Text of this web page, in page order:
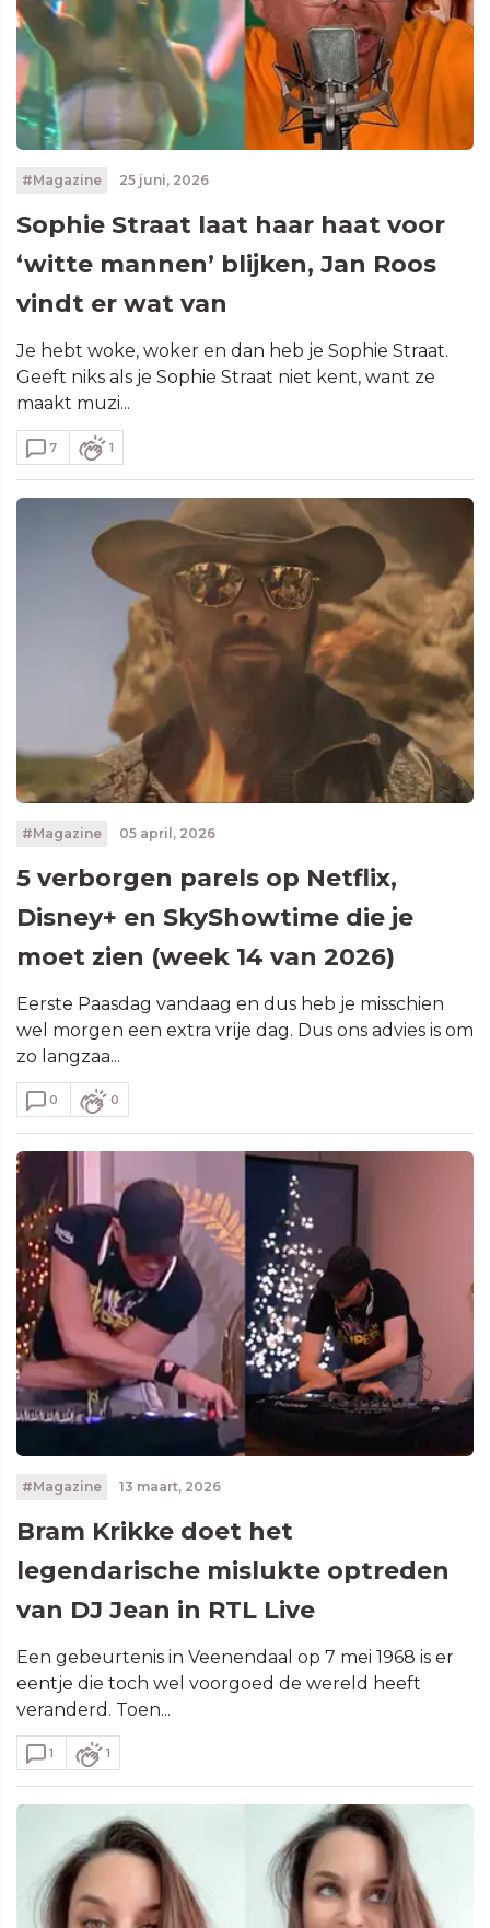
#Magazine 25 juni, 2026
Sophie Straat laat haar haat voor
‘witte mannen’ blijken, Jan Roos
vindt er wat van
Je hebt woke, woker en dan heb je Sophie Straat.
Geeft niks als je Sophie Straat niet kent, want ze
maakt muzi...
7 1
#Magazine 05 april, 2026
5 verborgen parels op Netflix,
Disney+ en SkyShowtime die je
moet zien (week 14 van 2026)
Eerste Paasdag vandaag en dus heb je misschien
wel morgen een extra vrije dag. Dus ons advies is om
zo langzaa...
0 0
#Magazine 13 maart, 2026
Bram Krikke doet het
legendarische mislukte optreden
van DJ Jean in RTL Live
Een gebeurtenis in Veenendaal op 7 mei 1968 is er
eentje die toch wel voorgoed de wereld heeft
veranderd. Toen...
1 1